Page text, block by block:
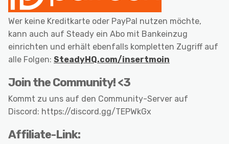
Wer keine Kreditkarte oder PayPal nutzen möchte,
kann auch auf Steady ein Abo mit Bankeinzug
einrichten und erhält ebenfalls kompletten Zugriff auf
alle Folgen: SteadyHQ.com/insertmoin
Join the Community! <3
Kommt zu uns auf den Community-Server auf
Discord: https://discord.gg/TEPWkGx
Affiliate-Link: